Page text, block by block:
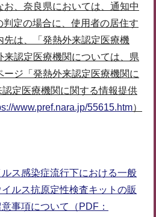
お、奈良県においては、通知中
定の場合に、使用者の居住す
先は、「発熱外来認定医療機
来認定医療機関については、県
ジ「発熱外来認定医療機関に
定医療機関に関する情報提供
www.pref.nara.jp/55615.htm）
ス感染症流行下における一般
ルス抗原定性検査キットの販
事項について（PDF：